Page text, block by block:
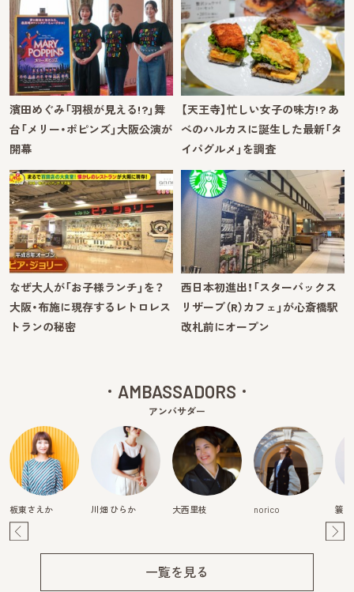
濱田めぐみ「羽根が見える!?」舞
台「メリー・ポピンズ」大阪公演が
開幕
【天王寺】忙しい女子の味方!? あ
べのハルカスに誕生した最新「タ
イパグルメ」を調査
なぜ大人が「お子様ランチ」を？
大阪・布施に現存するレトロレス
トランの秘密
西日本初進出！「スターバックス
リザーブ（R）カフェ」が心斎橋駅
改札前にオープン
AMBASSADORS
アンバサダー
板東さえか 川畑 ひらか 大西里枝 norico 簑島
一覧を見る